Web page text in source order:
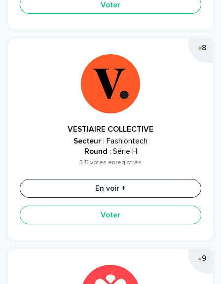
Voter
#8
VESTIAIRE COLLECTIVE
Secteur : Fashiontech
Round : Série H
315 votes enregistrés
En voir +
Voter
#9